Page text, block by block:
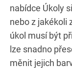
nabídce Úkoly
nebo z jakékoli
úkol musí být
lze snadno
měnit jejich